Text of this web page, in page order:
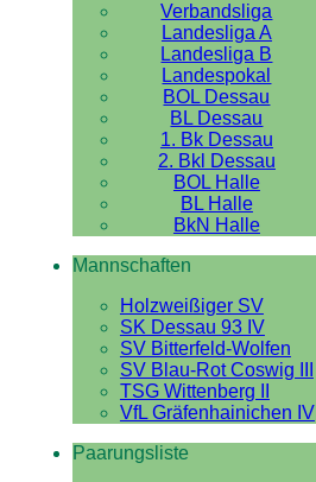
Verbandsliga
Landesliga A
Landesliga B
Landespokal
BOL Dessau
BL Dessau
1. Bk Dessau
2. Bkl Dessau
BOL Halle
BL Halle
BkN Halle
Mannschaften
Holzweißiger SV
SK Dessau 93 IV
SV Bitterfeld-Wolfen
SV Blau-Rot Coswig III
TSG Wittenberg II
VfL Gräfenhainichen IV
Paarungsliste